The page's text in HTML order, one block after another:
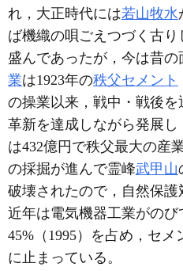
れ，大正時代には若山牧水
ば機織の唄ごえつづく古
盛んであったが，今は昔の
業は1923年の秩父セメント
の操業以来，戦中・戦後
革新を達成しながら発展
は432億円で秩父最大の産
の採掘が進んで霊峰武甲山
破壊されたので，自然保護
近年は電気機器工業がの
45%（1995）を占め，セメ
に止まっている。